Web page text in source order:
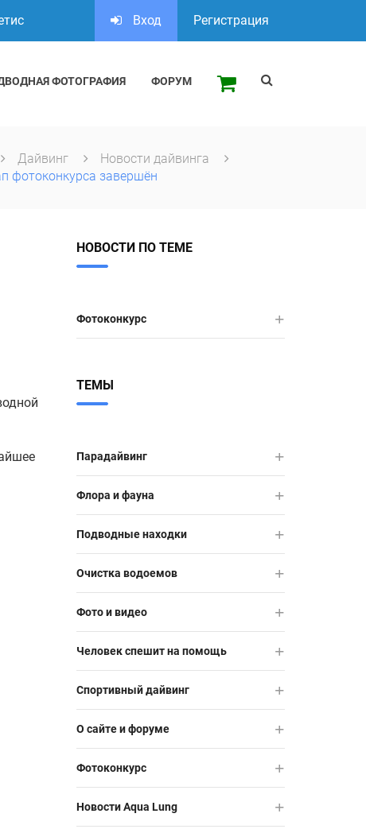
Вход Регистрация
ФОТОГРАФИЯ ФОРУМ
Дайвинг
Новости дайвинга
фотоконкурса завершён
НОВОСТИ ПО ТЕМЕ
Фотоконкурс
ТЕМЫ
Парадайвинг
Флора и фауна
Подводные находки
Очистка водоемов
Фото и видео
Человек спешит на помощь
Спортивный дайвинг
О сайте и форуме
Фотоконкурс
Новости Aqua Lung